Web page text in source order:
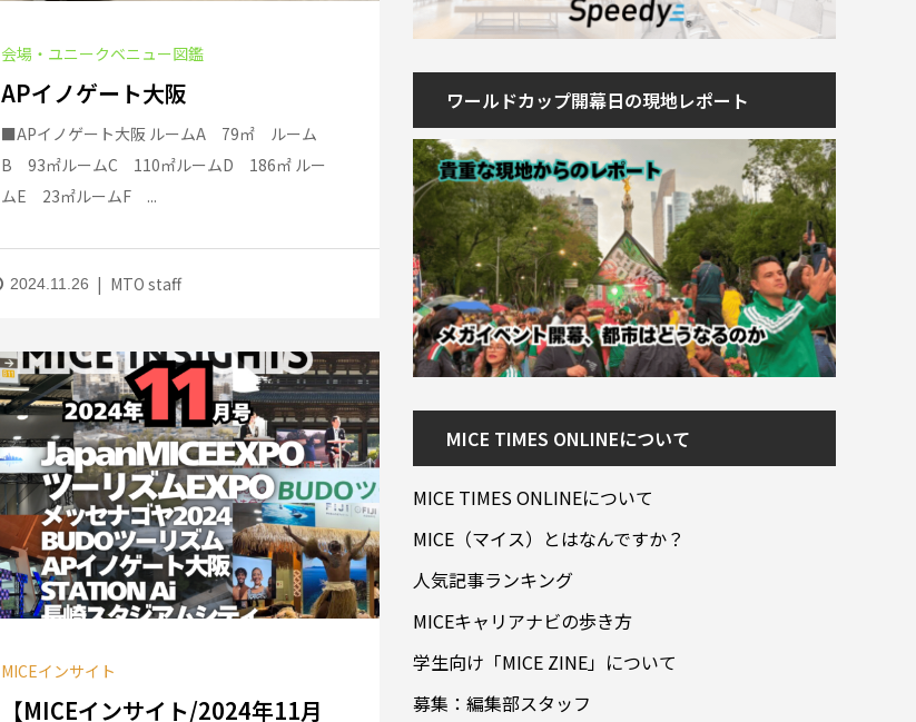
会場・ユニークベニュー図鑑
APイノゲート大阪
■APイノゲート大阪 ルームA 79㎡ ルーム
B 93㎡ルームC 110㎡ルームD 186㎡ ルー
ムE 23㎡ルームF ...
2024.11.26 MTO staff
MICEインサイト
【MICEインサイト/2024年11月
ワールドカップ開幕日の現地レポート
MICE TIMES ONLINEについて
MICE TIMES ONLINEについて
MICE（マイス）とはなんですか？
人気記事ランキング
MICEキャリアナビの歩き方
学生向け「MICE ZINE」について
募集：編集部スタッフ